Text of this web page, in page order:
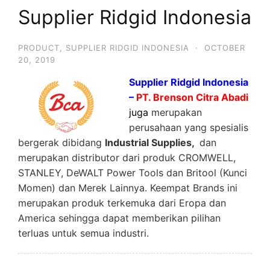
Supplier Ridgid Indonesia
PRODUCT SUPPLIER RIDGID INDONESIA ·
OCTOBER
20, 2019
Supplier Ridgid Indonesia
– PT. Brenson Citra Abadi
juga merupakan
perusahaan yang spesialis
bergerak dibidang Industrial Supplies, dan
merupakan distributor dari produk CROMWELL,
STANLEY, DeWALT Power Tools dan Britool (Kunci
Momen) dan Merek Lainnya. Keempat Brands ini
merupakan produk terkemuka dari Eropa dan
America sehingga dapat memberikan pilihan
terluas untuk semua industri.